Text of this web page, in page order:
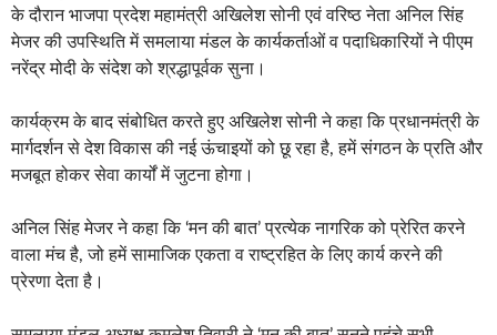
के दौरान भाजपा प्रदेश महामंत्री अखिलेश सोनी एवं वरिष्ठ नेता अनिल सिंह
मेजर की उपस्थिति में समलाया मंडल के कार्यकर्ताओं व पदाधिकारियों ने पीएम
नरेंद्र मोदी के संदेश को श्रद्धापूर्वक सुना।
कार्यक्रम के बाद संबोधित करते हुए अखिलेश सोनी ने कहा कि प्रधानमंत्री के
मार्गदर्शन से देश विकास की नई ऊंचाइयों को छू रहा है, हमें संगठन के प्रति और
मजबूत होकर सेवा कार्यों में जुटना होगा।
अनिल सिंह मेजर ने कहा कि ‘मन की बात’ प्रत्येक नागरिक को प्रेरित करने
वाला मंच है, जो हमें सामाजिक एकता व राष्ट्रहित के लिए कार्य करने की
प्रेरणा देता है।